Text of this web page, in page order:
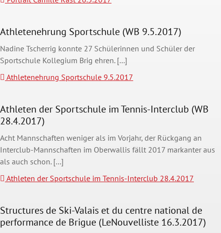
Athletenehrung Sportschule (WB 9.5.2017)
Nadine Tscherrig konnte 27 Schülerinnen und Schüler der
Sportschule Kollegium Brig ehren. [...]
Athletenehrung Sportschule 9.5.2017
Athleten der Sportschule im Tennis-Interclub (WB
28.4.2017)
Acht Mannschaften weniger als im Vorjahr, der Rückgang an
Interclub-Mannschaften im Oberwallis fällt 2017 markanter aus
als auch schon. [...]
Athleten der Sportschule im Tennis-Interclub 28.4.2017
Structures de Ski-Valais et du centre national de
performance de Brigue (LeNouvelliste 16.3.2017)